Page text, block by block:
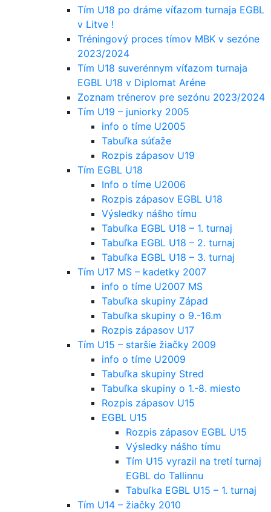
Tím U18 po dráme víťazom turnaja EGBL
v Litve !
Tréningový proces tímov MBK v sezóne
2023/2024
Tím U18 suverénnym víťazom turnaja
EGBL U18 v Diplomat Aréne
Zoznam trénerov pre sezónu 2023/2024
Tím U19 – juniorky 2005
info o tíme U2005
Tabuľka súťaže
Rozpis zápasov U19
Tím EGBL U18
Info o tíme U2006
Rozpis zápasov EGBL U18
Výsledky nášho tímu
Tabuľka EGBL U18 – 1. turnaj
Tabuľka EGBL U18 – 2. turnaj
Tabuľka EGBL U18 – 3. turnaj
Tím U17 MS – kadetky 2007
info o tíme U2007 MS
Tabuľka skupiny Západ
Tabuľka skupiny o 9.-16.m
Rozpis zápasov U17
Tím U15 – staršie žiačky 2009
info o tíme U2009
Tabuľka skupiny Stred
Tabuľka skupiny o 1.-8. miesto
Rozpis zápasov U15
EGBL U15
Rozpis zápasov EGBL U15
Výsledky nášho tímu
Tím U15 vyrazil na tretí turnaj
EGBL do Tallinnu
Tabuľka EGBL U15 – 1. turnaj
Tím U14 – žiačky 2010